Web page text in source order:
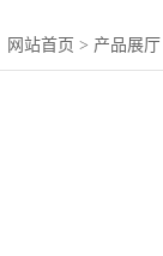
网站首页 > 产品展厅